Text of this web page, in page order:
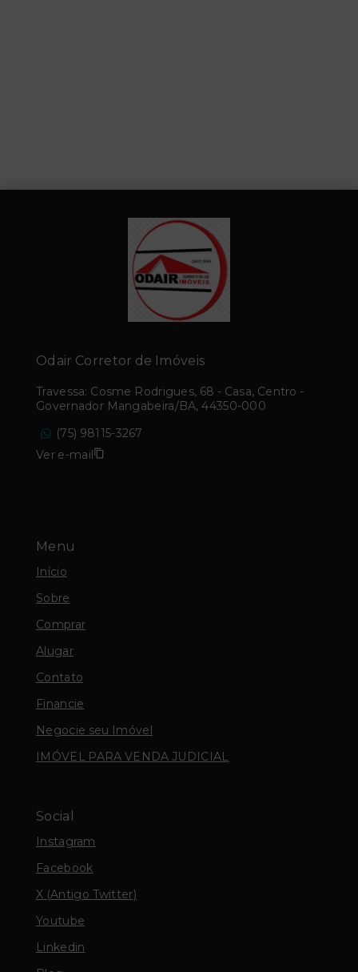
Menu
Início
Sobre
Comprar
Alugar
Contato
Financie
Negocie seu Imóvel
IMÓVEL PARA VENDA JUDICIAL
Social
Instagram
Facebook
X (Antigo Twitter)
Youtube
Linkedin
Odair Corretor de Imóveis
Travessa: Cosme Rodrigues, 68 - Casa, Centro -
Governador Mangabeira/BA, 44350-000
(75) 98115-3267
Ver e-mail